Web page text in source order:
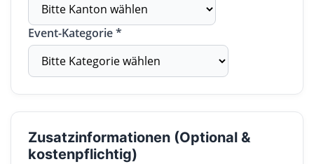
Event-Kategorie *
Zusatzinformationen (Optional &
kostenpflichtig)